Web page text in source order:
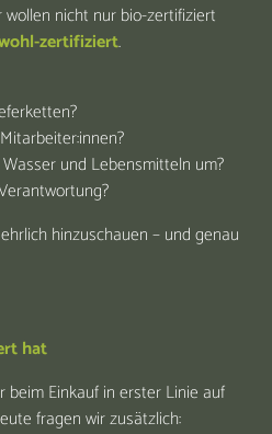
nicht nur bio-zertifiziert
zertifiziert.
und Lebensmitteln um?
hinzuschauen – und genau
hat
beim Einkauf in erster Linie auf
fragen wir zusätzlich: